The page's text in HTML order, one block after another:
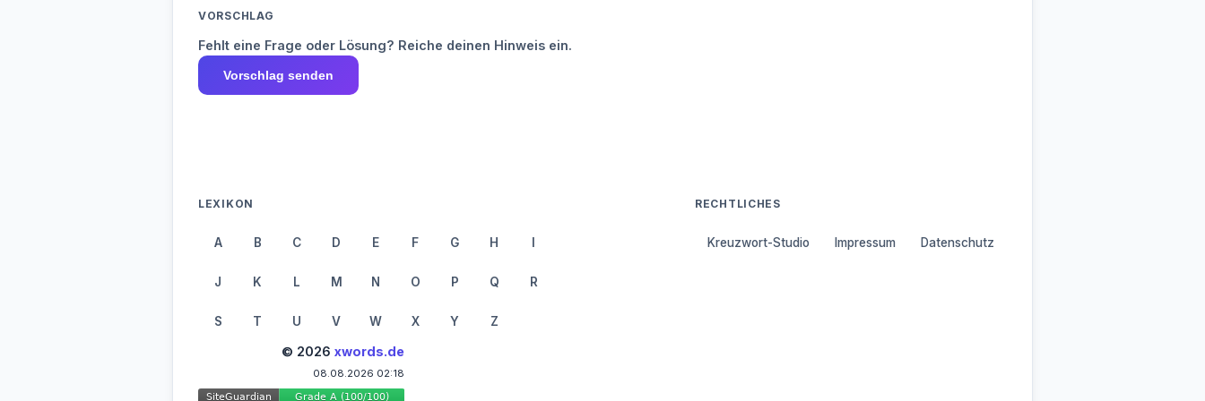
VORSCHLAG
Fehlt eine Frage oder Lösung? Reiche deinen Hinweis ein.
Vorschlag senden
LEXIKON
A B C D E F G H I
J K L M N O P Q R
S T U V W X Y Z
RECHTLICHES
Kreuzwort-Studio Impressum Datenschutz
© 2026 xwords.de
08.08.2026 02:18